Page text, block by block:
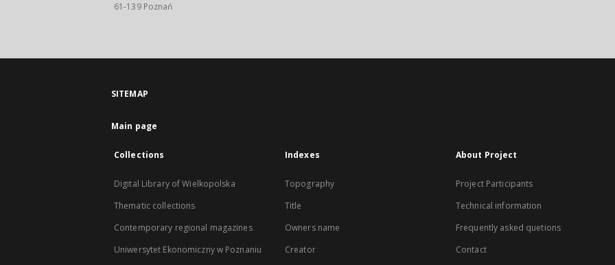
61-139 Poznań
SITEMAP
Main page
Collections
Digital Library of Wielkopolska
Thematic collections
Contemporary regional magazines
Uniwersytet Ekonomiczny w Poznaniu
Indexes
Topography
Title
Owners name
Creator
About Project
Project Participants
Technical information
Frequently asked quetions
Contact